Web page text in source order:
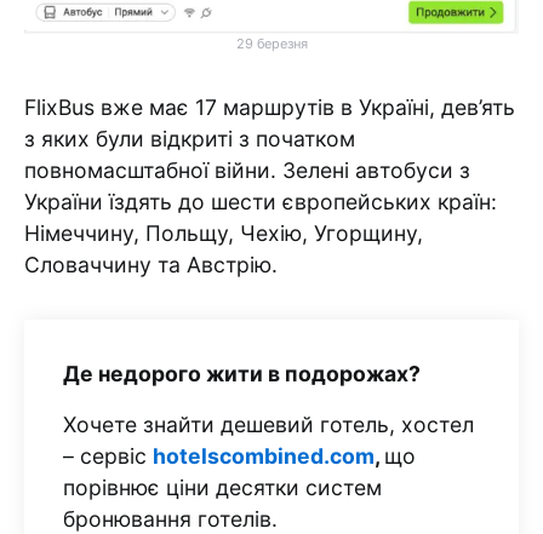
29 березня
FlixBus вже має 17 маршрутів в Україні, дев’ять
з яких були відкриті з початком
повномасштабної війни. Зелені автобуси з
України їздять до шести європейських країн:
Німеччину, Польщу, Чехію, Угорщину,
Словаччину та Австрію.
Де недорого жити в подорожах?
Хочете знайти дешевий готель, хостел
– сервіс hotelscombined.com, що
порівнює ціни десятки систем
бронювання готелів.